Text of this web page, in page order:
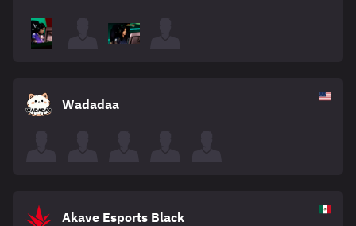
Wadadaa
Akave Esports Black